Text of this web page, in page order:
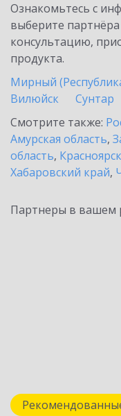
Ознакомьтесь с
выберите
консультацию,
продукта.
Мирный
Вилюйск
Сунтар
Смотрите также:
Амурская область,
область,
Хабаровский край,
Партнеры в вашем